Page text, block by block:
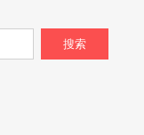
搜索